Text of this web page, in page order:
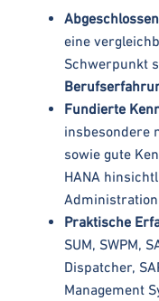
eine
Schwerpunkt
Fundierte
insbesondere
sowie gute
HANA
Administration
Praktische
SUM, SWPM,
Dispatcher,
Management